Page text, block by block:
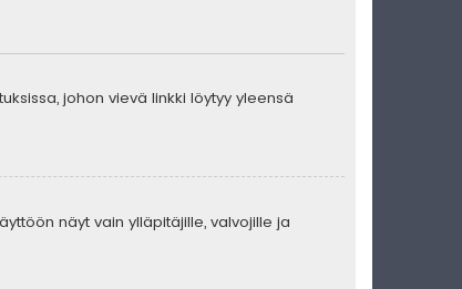
johon vievä linkki löytyy yleensä
näyt vain ylläpitäjille, valvojille ja